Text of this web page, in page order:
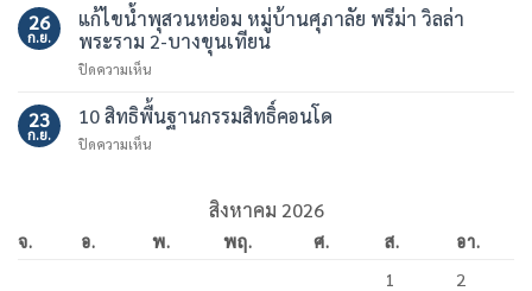
สูง
อาคาร
เดอะ
มาสเตอร์
สาทร
เอ็ก
แก้ไข
ท่อ
ร้อย
สาย
หมู่
บ้าน
ศุภ
วิลล่า
พระราม
26
ก.ย.
แก้ไขน้ำพุสวนหย่อม หมู่บ้านศุภาลัย พรีม่า วิลล่า
พระราม 2-บางขุนเทียน
ปิดความเห็นบน
น้ำพุ
สวน
หย่อม
พรีม่า
23
ก.ย.
10 สิทธิพื้นฐานกรรมสิทธิ์คอนโด
ปิดความเห็นบน
กรรมสิทธิ์
สิงหาคม 2026
จ. อ. พ. พฤ. ศ. ส.
อา.
1
2